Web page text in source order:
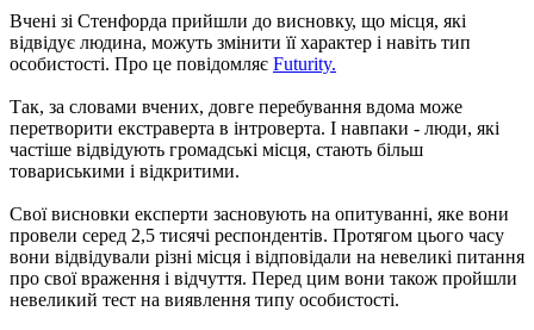
Вчені зі Стенфорда прийшли до висновку, що місця, які
відвідує людина, можуть змінити її характер і навіть тип
особистості. Про це повідомляє Futurity.
Так, за словами вчених, довге перебування вдома може
перетворити екстраверта в інтроверта. І навпаки - люди, які
частіше відвідують громадські місця, стають більш
товариськими і відкритими.
Свої висновки експерти засновують на опитуванні, яке вони
провели серед 2,5 тисячі респондентів. Протягом цього часу
вони відвідували різні місця і відповідали на невеликі питання
про свої враження і відчуття. Перед цим вони також пройшли
невеликий тест на виявлення типу особистості.